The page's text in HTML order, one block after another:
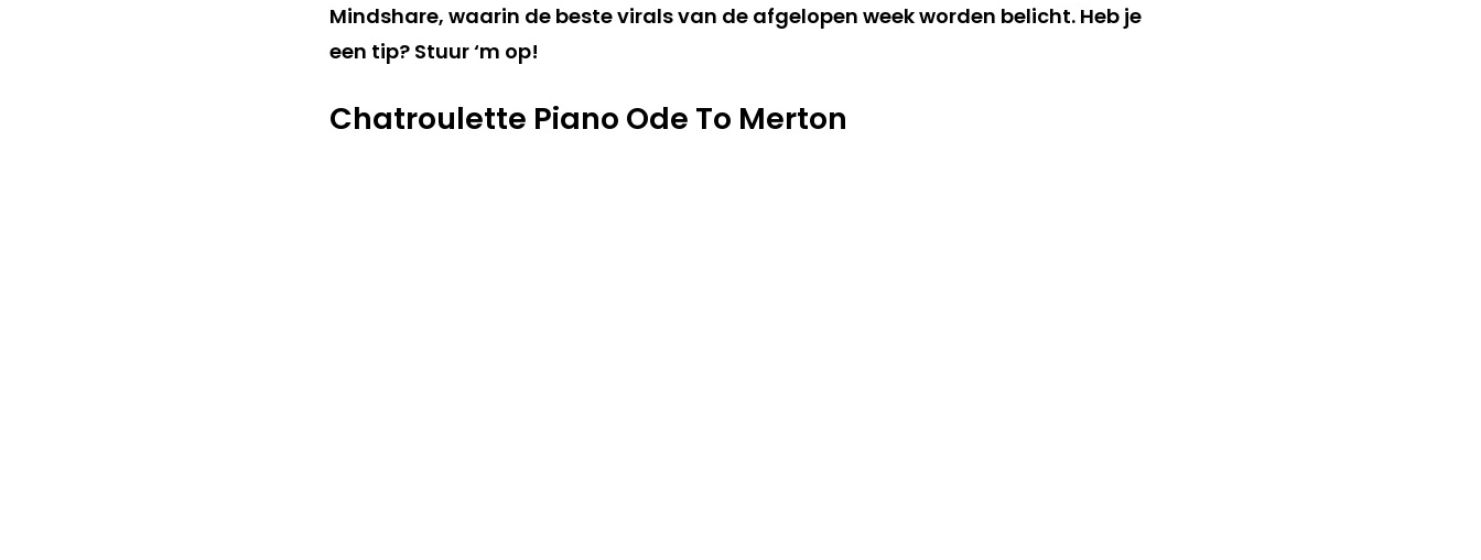
Mindshare, waarin de beste virals van de afgelopen week worden belicht. Heb je
een tip? Stuur ‘m op!
Chatroulette Piano Ode To Merton